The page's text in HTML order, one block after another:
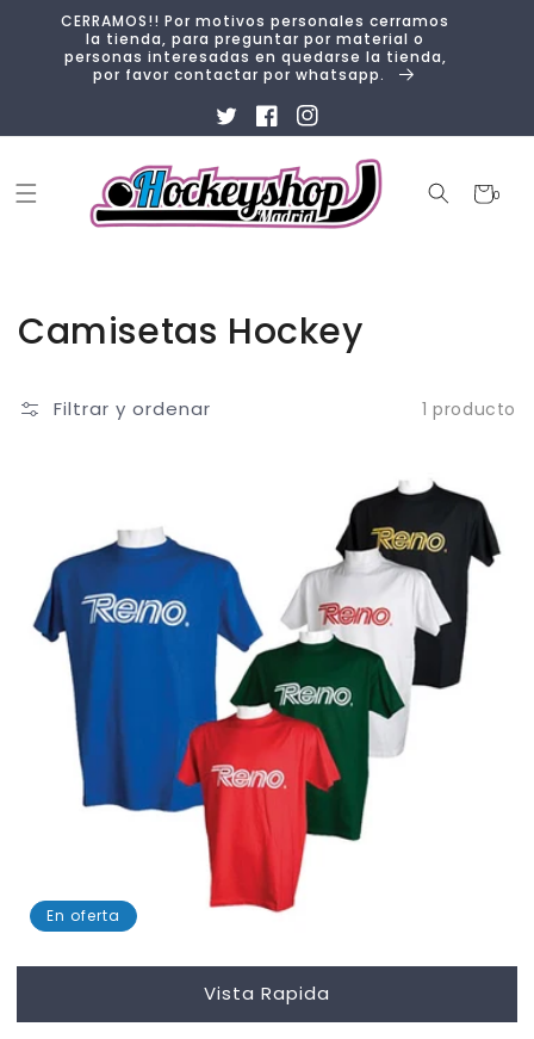
directamente
al contenido
CERRAMOS!! Por motivos personales cerramos
la tienda, para preguntar por material o
personas interesadas en quedarse la tienda,
por favor contactar por whatsapp.
TwitterFacebookInstagram
Carrito
0
0
artículos
Colección:
Camisetas Hockey
Filtrar y ordenar 1 producto
En oferta
Vista Rapida